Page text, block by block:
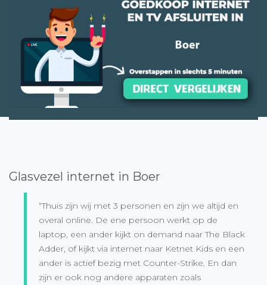
Glasvezel internet in Boer
“Thuis zijn wij met 3 personen en zijn we altijd en
overal online. De ene persoon werkt op de
laptop, een ander kijkt on demand naar The Black
Adder, of kijkt via internet naar Ketnet Kids en een
ander is actief bezig met Counter-Strike. En dan
zijn er ook nog andere apparaten zoals